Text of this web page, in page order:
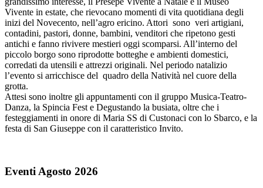
Vivente in estate, che rievocano momenti di vita quotidiana degli
inizi del Novecento, nell’agro ericino. Attori sono veri artigiani,
contadini, pastori, donne, bambini, venditori che ripetono gesti
antichi e fanno rivivere mestieri oggi scomparsi. All’interno del
piccolo borgo sono riprodotte botteghe e ambienti domestici,
corredati da utensili e attrezzi originali. Nel periodo natalizio
l’evento si arricchisce del quadro della Natività nel cuore della
grotta.
Attesi sono inoltre gli appuntamenti con il gruppo Musica-Teatro-
Danza, la Spincia Fest e Degustando la busiata, oltre che i
festeggiamenti in onore di Maria SS di Custonaci con lo Sbarco, e la
festa di San Giuseppe con il caratteristico Invito.
Eventi Agosto 2026